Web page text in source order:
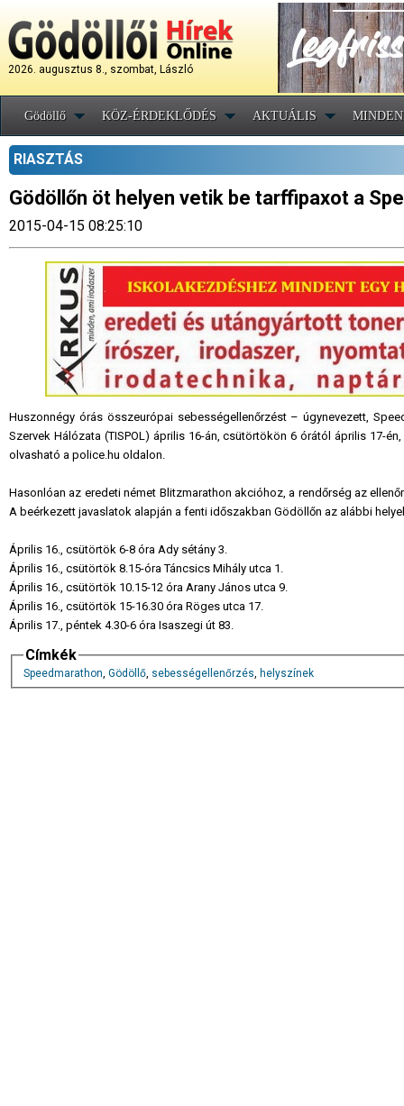
2026. augusztus 8., szombat, László
Gödöllő KÖZ-ÉRDEKLŐDÉS AKTUÁLIS
RIASZTÁS
Gödöllőn öt helyen vetik be tarffipaxot a
2015-04-15 08:25:10
Huszonnégy órás összeurópai sebességellenőrzést – úgynevezett,
Szervek Hálózata (TISPOL) április 16-án, csütörtökön 6 órától április 17-
olvasható a police.hu oldalon.
Hasonlóan az eredeti német Blitzmarathon akcióhoz, a rendőrség az
A beérkezett javaslatok alapján a fenti időszakban Gödöllőn az alábbi
Április 16., csütörtök 6-8 óra Ady sétány 3.
Április 16., csütörtök 8.15-óra Táncsics Mihály utca 1.
Április 16., csütörtök 10.15-12 óra Arany János utca 9.
Április 16., csütörtök 15-16.30 óra Röges utca 17.
Április 17., péntek 4.30-6 óra Isaszegi út 83.
Címkék
Speedmarathon, Gödöllő, sebességellenőrzés, helyszínek